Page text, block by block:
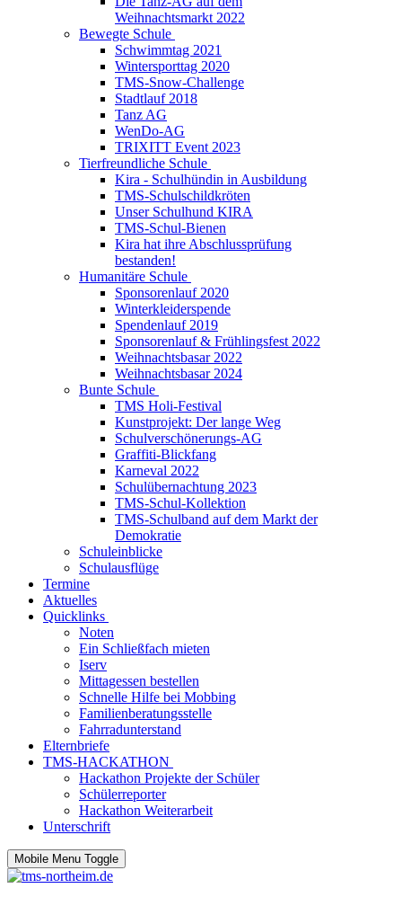
Weihnachtsmarkt 2022
Bewegte Schule
Schwimmtag 2021
Wintersporttag 2020
TMS-Snow-Challenge
Stadtlauf 2018
Tanz AG
WenDo-AG
TRIXITT Event 2023
Tierfreundliche Schule
Kira - Schulhündin in Ausbildung
TMS-Schulschildkröten
Unser Schulhund KIRA
TMS-Schul-Bienen
Kira hat ihre Abschlussprüfung
bestanden!
Humanitäre Schule
Sponsorenlauf 2020
Winterkleiderspende
Spendenlauf 2019
Sponsorenlauf & Frühlingsfest 2022
Weihnachtsbasar 2022
Weihnachtsbasar 2024
Bunte Schule
TMS Holi-Festival
Kunstprojekt: Der lange Weg
Schulverschönerungs-AG
Graffiti-Blickfang
Karneval 2022
Schulübernachtung 2023
TMS-Schul-Kollektion
TMS-Schulband auf dem Markt der
Demokratie
Schuleinblicke
Schulausflüge
Termine
Aktuelles
Quicklinks
Noten
Ein Schließfach mieten
Iserv
Mittagessen bestellen
Schnelle Hilfe bei Mobbing
Familienberatungsstelle
Fahrradunterstand
Elternbriefe
TMS-HACKATHON
Hackathon Projekte der Schüler
Schülerreporter
Hackathon Weiterarbeit
Unterschrift
Mobile Menu Toggle